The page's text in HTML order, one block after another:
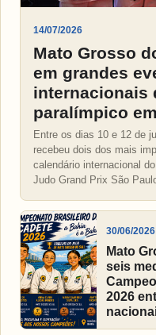
14/07/2026
Mato Grosso
em grandes
internacionais
paralímpico
Entre os dias 10 e 12 de
recebeu dois dos mais
calendário internacional
Judo Grand Prix São
30/06/2026
Mato
seis
2026